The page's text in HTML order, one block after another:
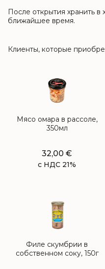
После открытия хранить в
ближайшее время.
Клиенты, которые
Мясо омара в рассоле,
350мл
32,00 €
с НДС 21%
Филе скумбрии в
собственном соку, 150г